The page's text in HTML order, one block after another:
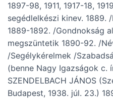
1897-98, 1911, 1917-18,
segédlelkészi kinev. 1889.
1889-1892. /Gondnokság
megszüntetik 1890-92. /
/Segélykérelmek /
(benne Nagy Igazságok c.
SZENDELBACH JÁNOS
Budapest, 1938. júl. 23.)